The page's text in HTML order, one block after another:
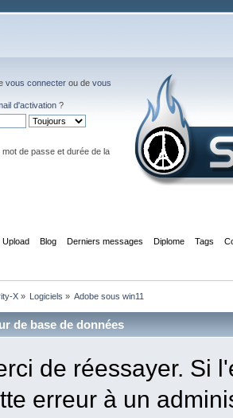
vous connecter ou de vous
d'activation ?
de passe et durée de la
Upload Blog Derniers messages Diplome Tags
X» Logiciels » Adobe sous win11
de base de données
de réessayer. Si
erreur à un